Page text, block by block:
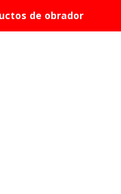
de obrador